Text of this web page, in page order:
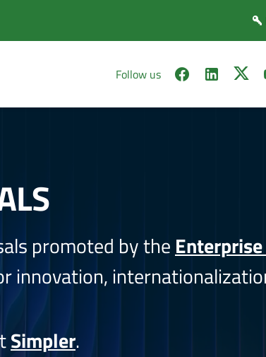
Follow us
promoted by the
innovation,
Simpler.